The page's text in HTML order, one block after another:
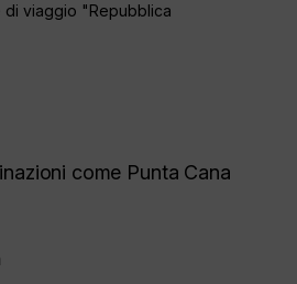
viaggio "Repubblica
come Punta Cana